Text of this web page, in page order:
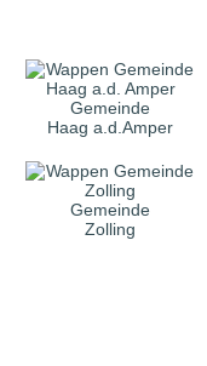
Gemeinde
Haag a.d.Amper
Gemeinde
Zolling